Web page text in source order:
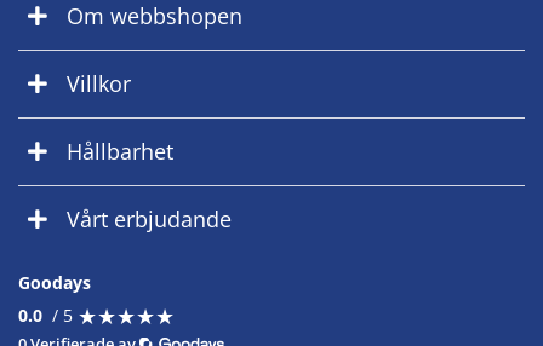
Om webbshopen
Villkor
Hållbarhet
Vårt erbjudande
Goodays
0.0 / 5 ★★★★★
★★★★★